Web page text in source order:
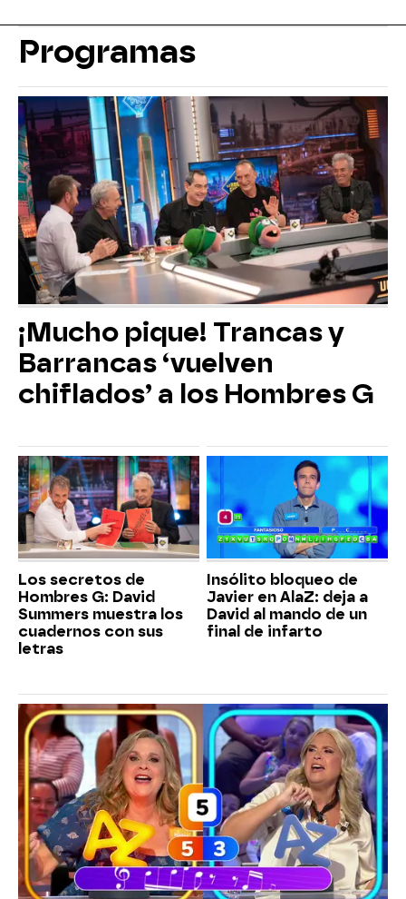
Programas
¡Mucho pique! Trancas y
Barrancas ‘vuelven
chiflados’ a los Hombres G
Los secretos de
Hombres G: David
Summers muestra los
cuadernos con sus
letras
Insólito bloqueo de
Javier en AlaZ: deja a
David al mando de un
final de infarto